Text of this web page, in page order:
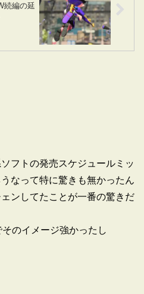
続編の延
フトの発売スケジュールミッ
なって特に驚きも無かったん
ンしてたことが一番の驚きだ
のイメージ強かったし